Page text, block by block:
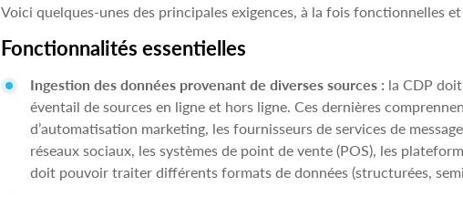
Voici quelques‑unes des principales exigences, à la fois fonctionnelles
Fonctionnalités essentielles
Ingestion des données provenant de diverses sources : la CDP
éventail de sources en ligne et hors ligne. Ces dernières
d’automatisation marketing, les fournisseurs de services de
réseaux sociaux, les systèmes de point de vente (POS), les
doit pouvoir traiter différents formats de données (structurées,